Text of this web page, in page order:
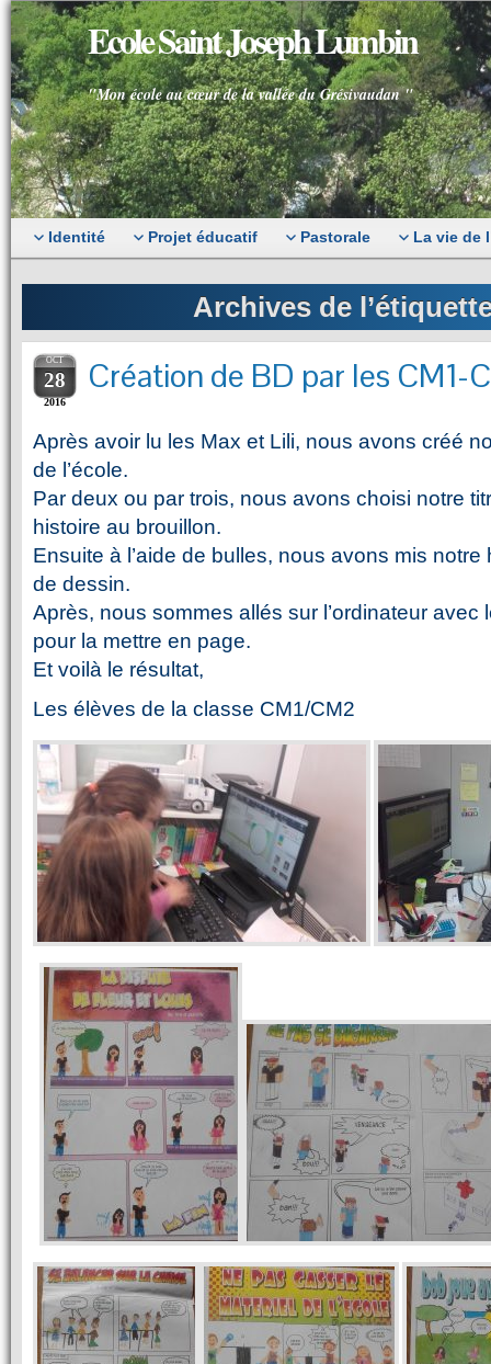
Ecole Saint Joseph Lumbin
"Mon école au cœur de la vallée du Grésivaudan "
Identité Projet éducatif Pastorale La vie de
Archives de
OCT
28
2016
Création de BD par les CM1-
Après avoir lu les Max et Lili, nous avons créé
de l’école.
Par deux ou par trois, nous avons choisi notre
histoire au brouillon.
Ensuite à l’aide de bulles, nous avons mis
de dessin.
Après, nous sommes allés sur l’ordinateur avec
pour la mettre en page.
Et voilà le résultat,
Les élèves de la classe CM1/CM2